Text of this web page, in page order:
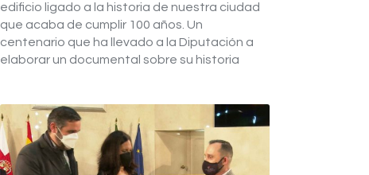
edificio ligado a la historia de nuestra ciudad
que acaba de cumplir 100 años. Un
centenario que ha llevado a la Diputación a
elaborar un documental sobre su historia